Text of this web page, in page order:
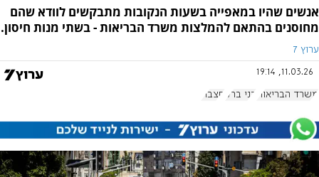
אנשים שהיו במאפייה בשעות הנקובות מתבקשים לוודא שהם
מחוסנים בהתאם להמלצות משרד הבריאות - בשתי מנות חיסון.
ערוץ 7
11.03.26, 19:14
משרד הבריאות בני ברק חצבת